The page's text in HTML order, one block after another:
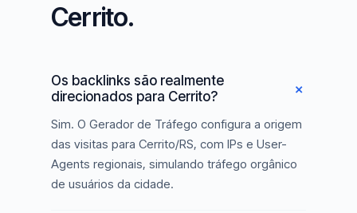
Cerrito.
Os backlinks são realmente
direcionados para Cerrito?
Sim. O Gerador de Tráfego configura a origem
das visitas para Cerrito/RS, com IPs e User-
Agents regionais, simulando tráfego orgânico
de usuários da cidade.